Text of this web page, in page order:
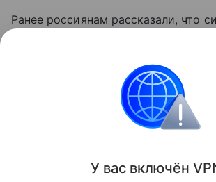
Ранее россиянам рассказали, что
У вас включён VP